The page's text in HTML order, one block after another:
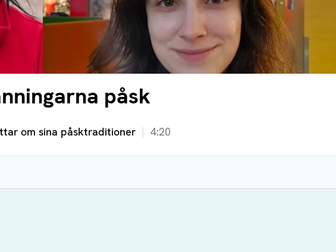
påsk
om sina påsktraditioner 4:20